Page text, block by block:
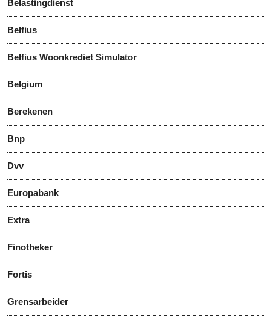
Belastingdienst
Belfius
Belfius Woonkrediet Simulator
Belgium
Berekenen
Bnp
Dvv
Europabank
Extra
Finotheker
Fortis
Grensarbeider